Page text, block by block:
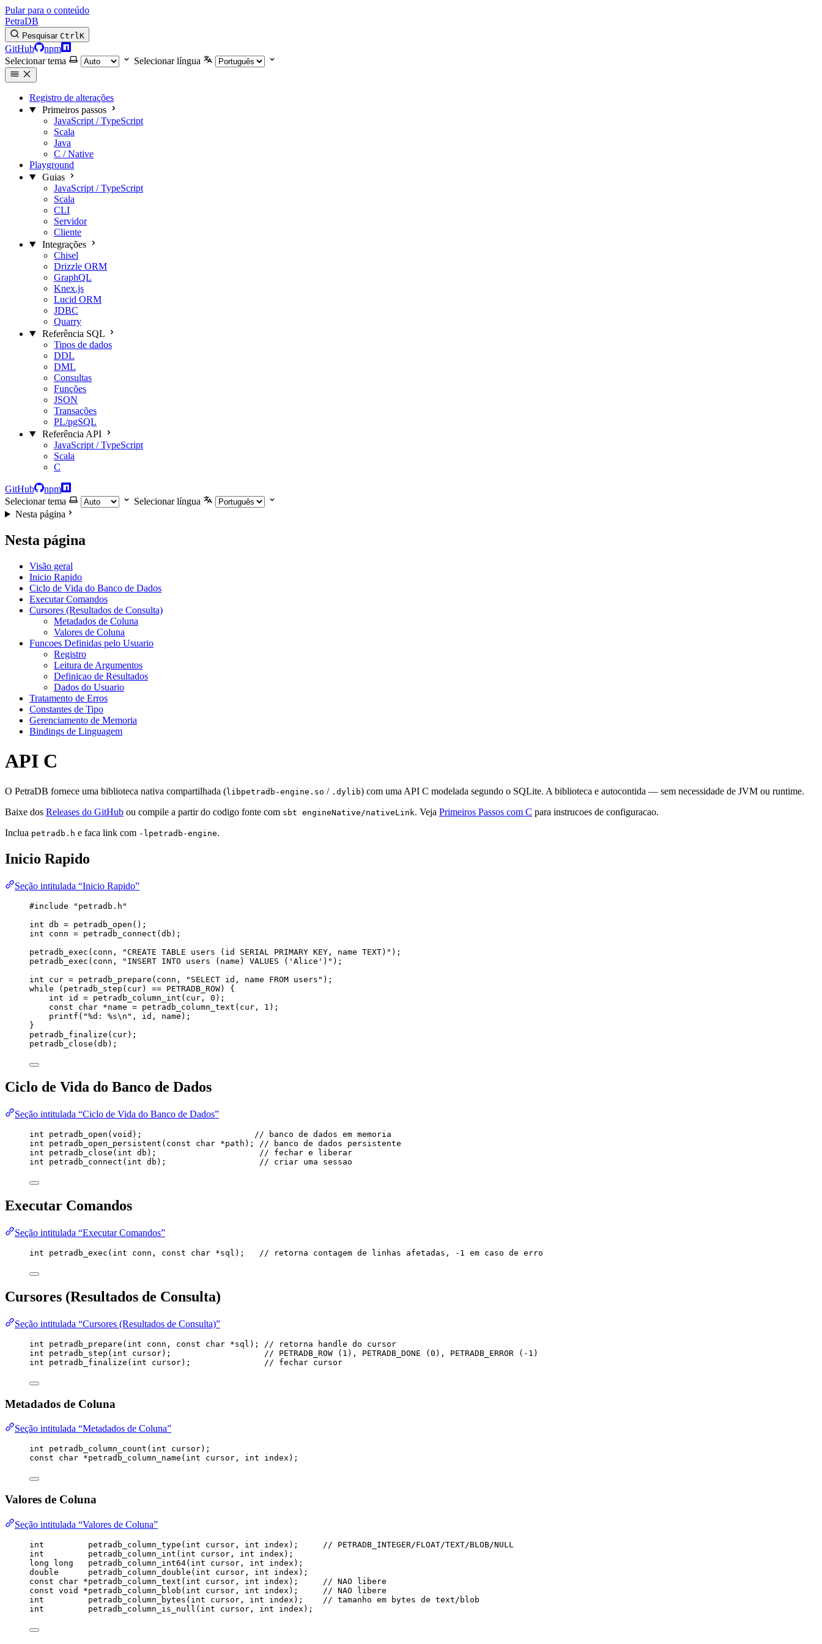
Pular para o conteúdo
PetraDB
Pesquisar CtrlK
GitHub
npm
Selecionar tema
Selecionar língua
Registro de alterações
Primeiros passos
JavaScript / TypeScript
Scala
Java
C / Native
Playground
Guias
JavaScript / TypeScript
Scala
CLI
Servidor
Cliente
Integrações
Chisel
Drizzle ORM
GraphQL
Knex.js
Lucid ORM
JDBC
Quarry
Referência SQL
Tipos de dados
DDL
DML
Consultas
Funções
JSON
Transações
PL/pgSQL
Referência API
JavaScript / TypeScript
Scala
C
GitHub
npm
Selecionar tema
Selecionar língua
Nesta página
Nesta página
Visão geral
Inicio Rapido
Ciclo de Vida do Banco de Dados
Executar Comandos
Cursores (Resultados de Consulta)
Metadados de Coluna
Valores de Coluna
Funcoes Definidas pelo Usuario
Registro
Leitura de Argumentos
Definicao de Resultados
Dados do Usuario
Tratamento de Erros
Constantes de Tipo
Gerenciamento de Memoria
Bindings de Linguagem
API C
O PetraDB fornece uma biblioteca nativa compartilhada (libpetradb-engine.so / .dylib) com uma API C modelada segundo o SQLite. A biblioteca e autocontida — sem necessidade de JVM ou runtime.
Baixe dos Releases do GitHub ou compile a partir do codigo fonte com sbt engineNative/nativeLink. Veja Primeiros Passos com C para instrucoes de configuracao.
Inclua petradb.h e faca link com -lpetradb-engine.
Inicio Rapido
Seção intitulada “Inicio Rapido”
#include " petradb.h "
int db = petradb_open ();
int conn = petradb_connect (db);
petradb_exec (conn, "CREATE TABLE users (id SERIAL PRIMARY KEY, name TEXT) " );
petradb_exec (conn, " INSERT INTO users (name) VALUES ('Alice') " );
int cur = petradb_prepare (conn, " SELECT id, name FROM users " );
while ( petradb_step (cur) == PETRADB_ROW) {
int id = petradb_column_int(cur, 0 ) ;
const
char *name = petradb_column_text(cur, 1 ) ;
printf( "%d : %s\n " , id, name) ;
}
petradb_finalize (cur);
petradb_close (db);
Ciclo de Vida do Banco de Dados
Seção intitulada “Ciclo de Vida do Banco de Dados”
int petradb_open ( void );
                       // banco de dados em memoria
int
petradb_open_persistent ( const char *path );
// banco de dados persistente
int
petradb_close ( int db );
                     // fechar e liberar
int
petradb_connect ( int db );
                   // criar uma sessao
Executar Comandos
Seção intitulada “Executar Comandos”
int petradb_exec ( int conn , const char *sql );
   // retorna contagem de linhas afetadas, -1 em caso de erro
Cursores (Resultados de Consulta)
Seção intitulada “Cursores (Resultados de Consulta)”
int petradb_prepare ( int conn , const char *sql );
// retorna handle do cursor
int
petradb_step ( int cursor);
                   // PETRADB_ROW (1), PETRADB_DONE (0), PETRADB_ERROR (-1)
int
petradb_finalize ( int cursor);
               // fechar cursor
Metadados de Coluna
Seção intitulada “Metadados de Coluna”
int petradb_column_count ( int cursor);
const
char *petradb_column_name ( int cursor , int index );
Valores de Coluna
Seção intitulada “Valores de Coluna”
int petradb_column_type ( int cursor , int index );
     // PETRADB_INTEGER/FLOAT/TEXT/BLOB/NULL
int
petradb_column_int ( int cursor , int index );
long
long petradb_column_int64( int cursor , int index );
double
petradb_column_double ( int cursor , int index );
const
char *petradb_column_text ( int cursor , int index );
     // NAO libere
const void *petradb_column_blob ( int cursor , int index );
     // NAO libere
int
petradb_column_bytes ( int cursor , int index );
    // tamanho em bytes de text/blob
int
petradb_column_is_null ( int cursor , int index );